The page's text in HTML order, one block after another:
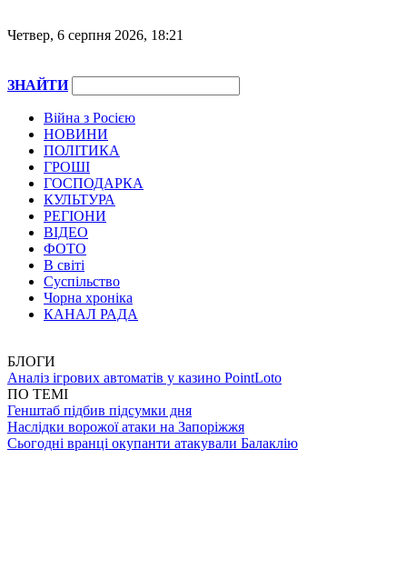
Четвер, 6 серпня 2026, 18:21
ЗНАЙТИ
Війна з Росією
НОВИНИ
ПОЛІТИКА
ГРОШІ
ГОСПОДАРКА
КУЛЬТУРА
РЕГІОНИ
ВІДЕО
ФОТО
В світі
Суспільство
Чорна хроніка
КАНАЛ РАДА
БЛОГИ
Аналіз ігрових автоматів у казино PointLoto
ПО ТЕМІ
Генштаб підбив підсумки дня
Наслідки ворожої атаки на Запоріжжя
Сьогодні вранці окупанти атакували Балаклію